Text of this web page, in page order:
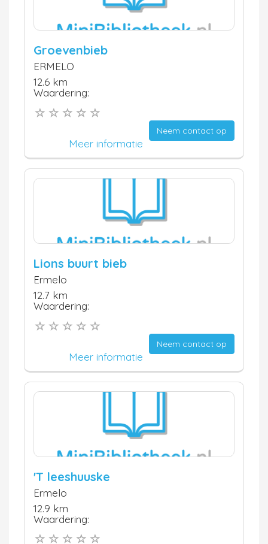
Groevenbieb
ERMELO
12.6 km
Waardering:
Neem contact op
Meer informatie
Lions buurt bieb
Ermelo
12.7 km
Waardering:
Neem contact op
Meer informatie
'T leeshuuske
Ermelo
12.9 km
Waardering: